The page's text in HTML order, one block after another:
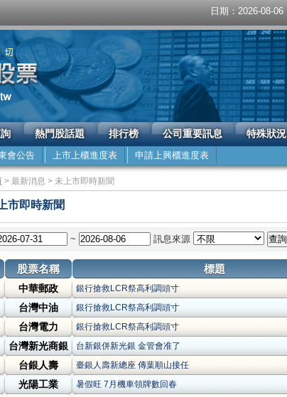
日期：2026-08-06
熱門股話題 排行榜 公司重要訊息 特殊狀況
會公告 上市上櫃進度表 申請上興櫃進度表
> 最新消息 > 未上市即時新聞
市即時新聞
~ 訊息來源
股票名稱 標題
中華郵政 銀行搶救LCR祭高利調頭寸
台灣中油 銀行搶救LCR祭高利調頭寸
台灣電力 銀行搶救LCR祭高利調頭寸
台灣新光商銀 台新銀併新光銀 金管會准了
台銀人壽 臺銀人壽新總座 傳葉順山接任
光陽工業 暑假旺 7月機車領牌數回春